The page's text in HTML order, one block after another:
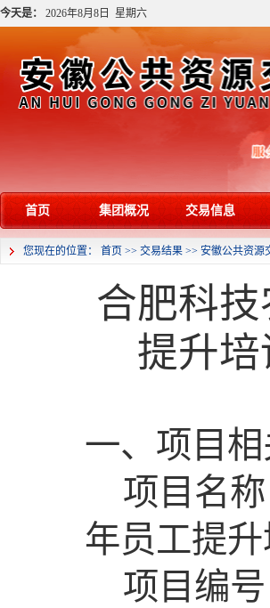
今天是： 2026年8月8日 星期六
首页 集团概况 交易信息
您现在的位置： 首页 >> 交易结果 >> 安徽公共资源
合肥科
提升
一、项目
项目名
年员工提
项目编号